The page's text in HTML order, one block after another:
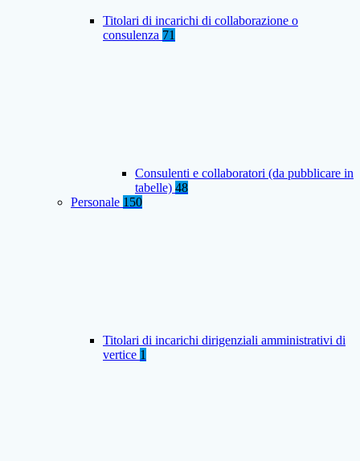
Titolari di incarichi di collaborazione o
consulenza 71
Consulenti e collaboratori (da pubblicare in
tabelle) 48
Personale 150
Titolari di incarichi dirigenziali amministrativi di
vertice 1